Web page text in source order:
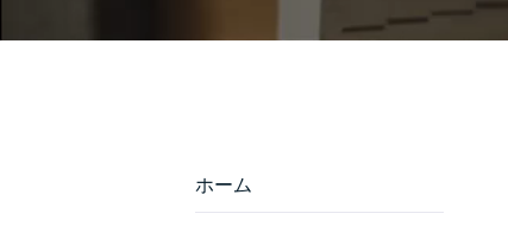
ホーム